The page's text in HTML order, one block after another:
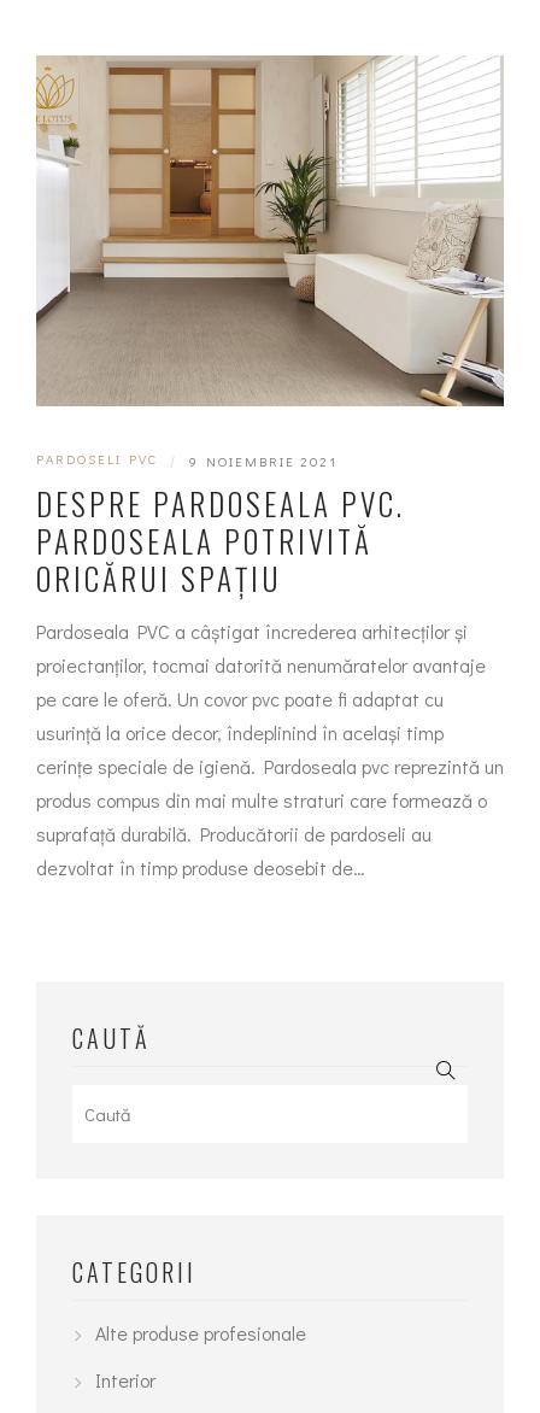
PARDOSELI PVC | 9 NOIEMBRIE 2021
DESPRE PARDOSEALA PVC.
PARDOSEALA POTRIVITĂ
ORICĂRUI SPAȚIU
Pardoseala PVC a câștigat încrederea arhitecților și
proiectanților, tocmai datorită nenumăratelor avantaje
pe care le oferă. Un covor pvc poate fi adaptat cu
usurință la orice decor, îndeplinind în același timp
cerințe speciale de igienă. Pardoseala pvc reprezintă un
produs compus din mai multe straturi care formează o
suprafață durabilă. Producătorii de pardoseli au
dezvoltat în timp produse deosebit de…
CAUTĂ
CATEGORII
Alte produse profesionale
Interior